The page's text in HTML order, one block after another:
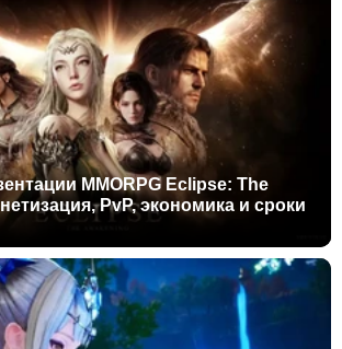
MMORPG Eclipse: The
PvP, экономика и сроки